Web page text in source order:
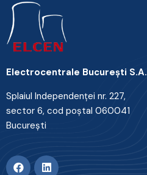
Electrocentrale Bucureşti S.A.
Splaiul Independenţei nr. 227,
sector 6, cod poştal 060041
Bucureşti